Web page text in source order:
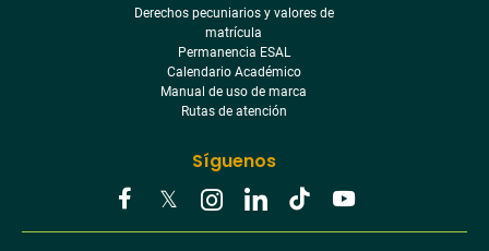
Síguenos
Derechos pecuniarios y valores de
matrícula
Permanencia ESAL
Calendario Académico
Manual de uso de marca
Rutas de atención